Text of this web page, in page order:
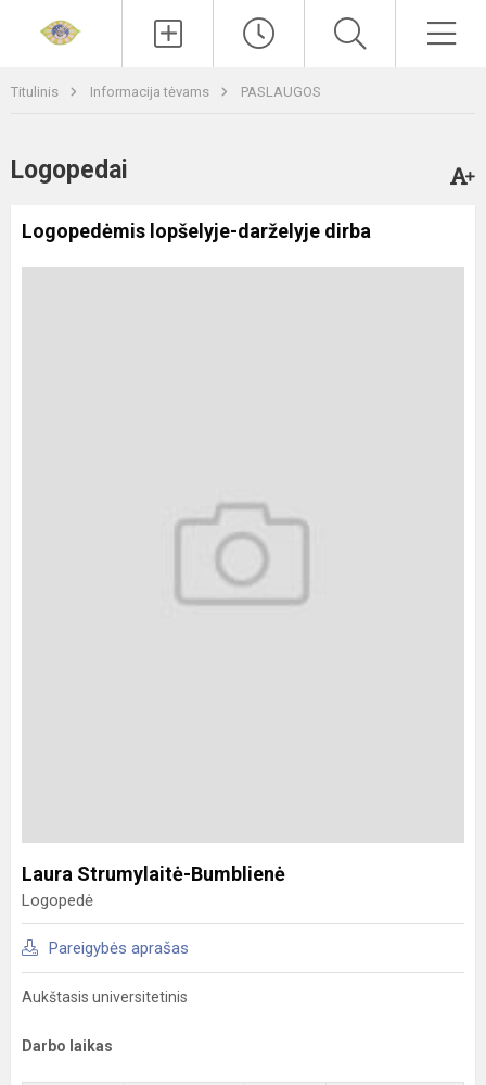
Titulinis Informacija tėvams PASLAUGOS
Logopedai
Logopedėmis lopšelyje-darželyje dirba
Laura Strumylaitė-Bumblienė
Logopedė
Pareigybės aprašas
Aukštasis universitetinis
Darbo laikas